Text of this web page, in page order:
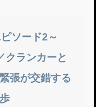
ソード2～
ランカーと
張が交錯する